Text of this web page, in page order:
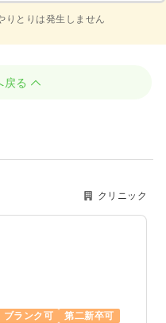
りとりは発生しません
戻る
クリニック
ブランク可
第二新卒可